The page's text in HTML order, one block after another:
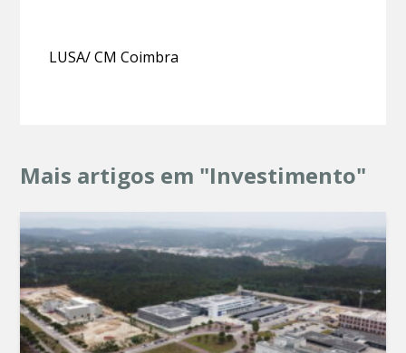
LUSA/ CM Coimbra
Mais artigos em "Investimento"